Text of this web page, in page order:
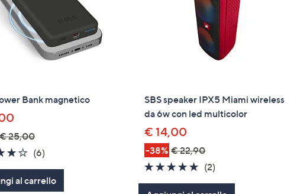
Bank magnetico
25,00
3.7
5
(6)6
al carrello
SBS speaker IPX5 Miami wireless
da 6w con led multicolor
€ 14,00
-38% € 22,90
5.0
(2)